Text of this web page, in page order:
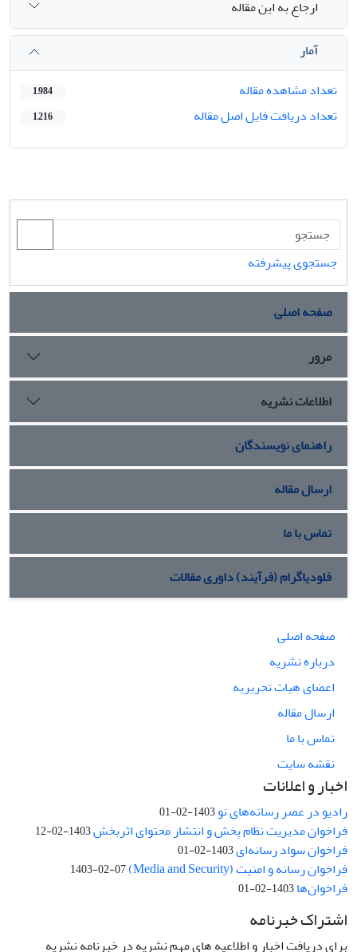
ارجاع به این مقاله
آمار
تعداد مشاهده مقاله
1,984
تعداد دریافت فایل اصل مقاله 1,216
جستجوی پیشرفته
صفحه اصلی
مرور
اطلاعات نشریه
راهنمای نویسندگان
ارسال مقاله
تماس با ما
فلودیاگرام (فرآیند) داوری مقالات
صفحه اصلی
درباره نشریه
اعضای هیات تحریریه
ارسال مقاله
تماس با ما
نقشه سایت
اخبار و اعلانات
رادیو در عصر رسانه‌های نو1403-02-01
فراخوان مدیریت نظام پخش و انتشار محتوای اثربخش1403-02-12
فراخوان سواد رسانه‌ای1403-02-01
فراخوان رسانه و امنیت (Media and Security) 1403-02-07
فراخوان‌ها1403-02-01
اشتراک خبرنامه
برای دریافت اخبار و اطلاعیه های مهم نشریه در خبرنامه نشریه